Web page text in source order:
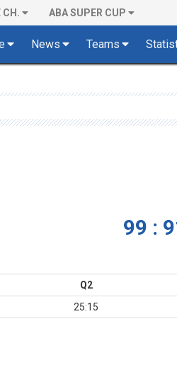
CH. ABA SUPER CUP
News Teams
99 :
Q2
25:15